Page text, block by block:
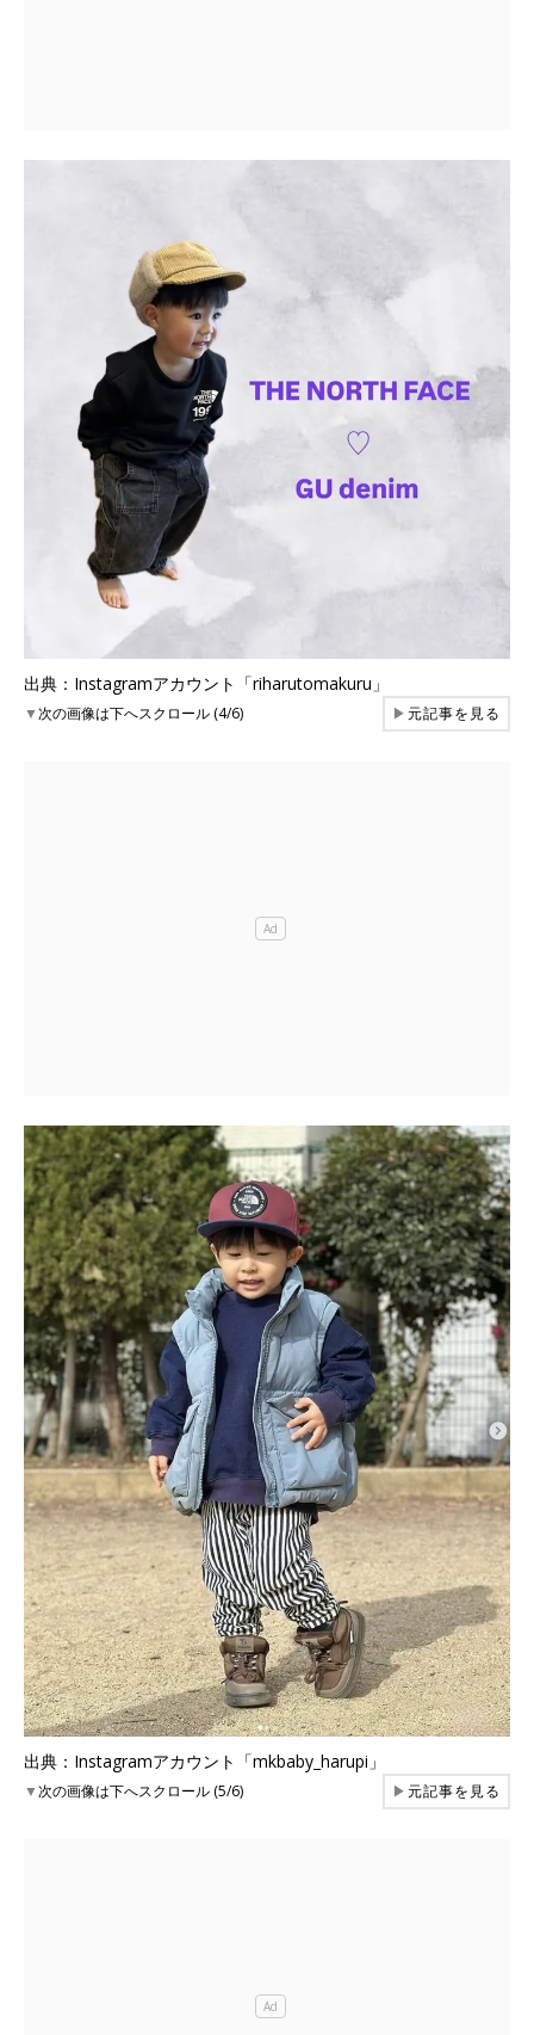
出典：Instagramアカウント「riharutomakuru」
▼次の画像は下へスクロール (4/6) ▶元記事を見る
出典：Instagramアカウント「mkbaby_harupi」
▼次の画像は下へスクロール (5/6) ▶元記事を見る